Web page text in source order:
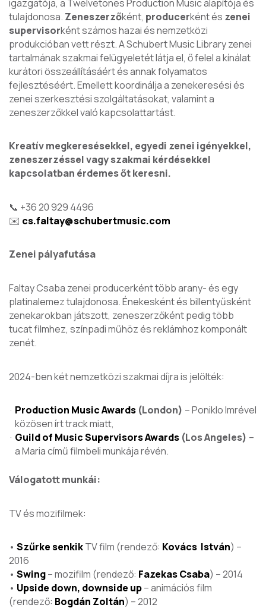
igazgatója, a Twelvetones Production Music alapítója és
tulajdonosa. Zeneszerzőként, producerként és zenei
supervisorként számos hazai és nemzetközi
produkcióban vett részt. A Schubert Music Library zenei
tartalmának szakmai felügyeletét látja el, ő felel a kínálat
kurátori összeállításáért és annak folyamatos
fejlesztéséért. Emellett koordinálja a zenekeresési és
zenei szerkesztési szolgáltatásokat, valamint a
zeneszerzőkkel való kapcsolattartást.
Kreatív megkeresésekkel, egyedi zenei igényekkel,
zeneszerzéssel vagy szakmai kérdésekkel
kapcsolatban érdemes őt keresni.
📞 +36 20 929 4496
✉️ cs.faltay@schubertmusic.com
Zenei pályafutása
Faltay Csaba zenei producerként több arany- és egy
platinalemez tulajdonosa. Énekesként és billentyűsként
zenekarokban játszott, zeneszerzőként pedig több
tucat filmhez, színpadi műhöz és reklámhoz komponált
zenét.
2024-ben két nemzetközi szakmai díjra is jelölték:
Production Music Awards (London) – Poniklo Imrével
közösen írt track miatt,
Guild of Music Supervisors Awards (Los Angeles) –
aMariacímű filmbeli munkája révén.
Válogatott munkái:
TV és mozifilmek:
• Szűrke senkikTV film (rendező: Kovács István) –
2016
• Swing– mozifilm (rendező: Fazekas Csaba) – 2014
• Upside down, downside up– animációs film
(rendező: Bogdán Zoltán) – 2012